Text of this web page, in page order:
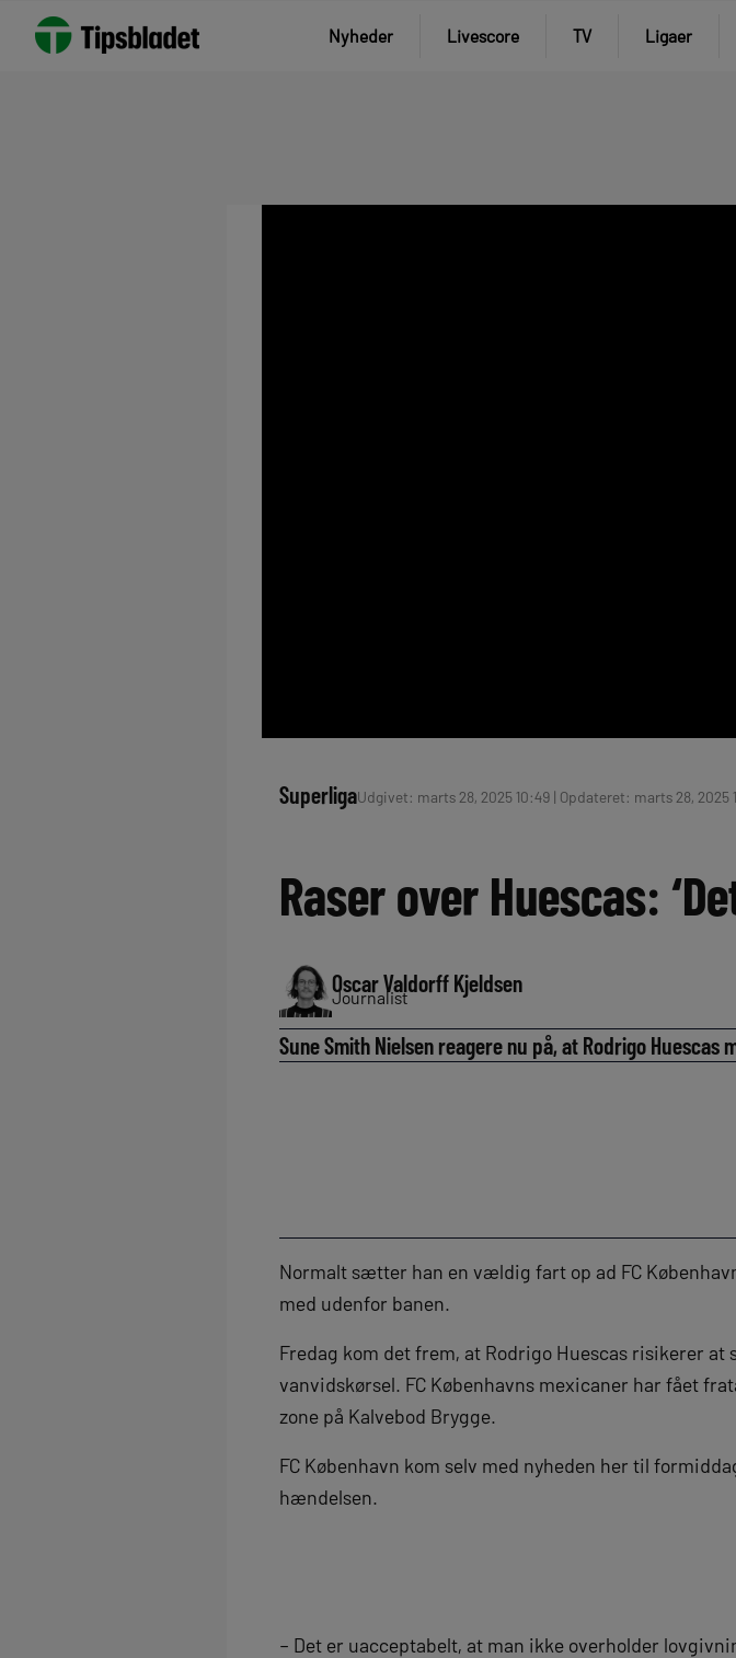
Nyheder Livescore TV Ligaer
SuperligaUdgivet: marts 28, 2025 10:49 | Opdateret: marts 28, 2025
Raser over Huescas:
Oscar Valdorff Kjeldsen
Journalist
Sune Smith Nielsen reagere nu på, at Rodrigo Huescas
Normalt sætter han en vældig fart op ad FC
med udenfor banen.
Fredag kom det frem, at Rodrigo Huescas risikerer
vanvidskørsel. FC Københavns mexicaner har fået
zone på Kalvebod Brygge.
FC København kom selv med nyheden her til
hændelsen.
– Det er uacceptabelt, at man ikke overholder